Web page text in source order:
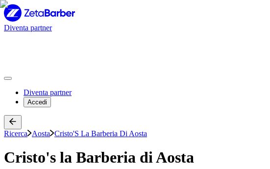
Diventa partner
Diventa partner
Accedi
Ricerca Aosta Cristo'S La Barberia Di Aosta
Cristo's la Barberia di Aosta